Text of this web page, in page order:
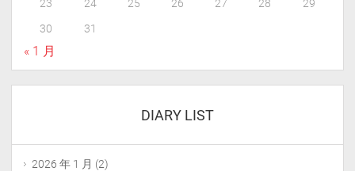
23 24 25 26 27 28
29
30
31
« 1 月
DIARY LIST
2026 年 1 月 (2)